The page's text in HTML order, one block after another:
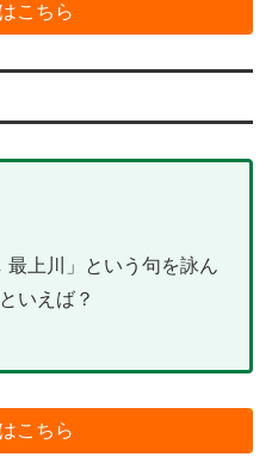
こちら
最上川」という句を詠ん
いえば？
こちら